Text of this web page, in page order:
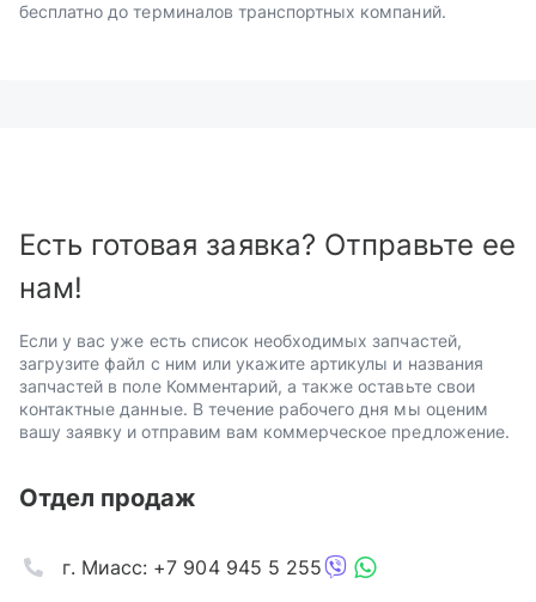
бесплатно до терминалов транспортных компаний.
Есть готовая заявка? Отправьте ее
нам!
Если у вас уже есть список необходимых запчастей,
загрузите файл с ним или укажите артикулы и названия
запчастей в поле Комментарий, а также оставьте свои
контактные данные. В течение рабочего дня мы оценим
вашу заявку и отправим вам коммерческое предложение.
Отдел продаж
г. Миасс: +7 904 945 5 255